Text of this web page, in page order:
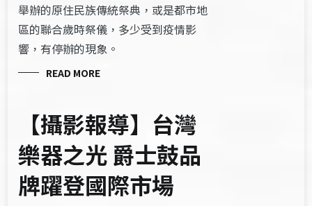
舉辦的原住民族傳統祭典，或是都市地
區的聯合歲時祭儀，多少受到疫情影
響，有停辦的現象。
READ MORE
【攝影報導】台灣
樂器之光 爵士鼓品
牌躍登國際市場